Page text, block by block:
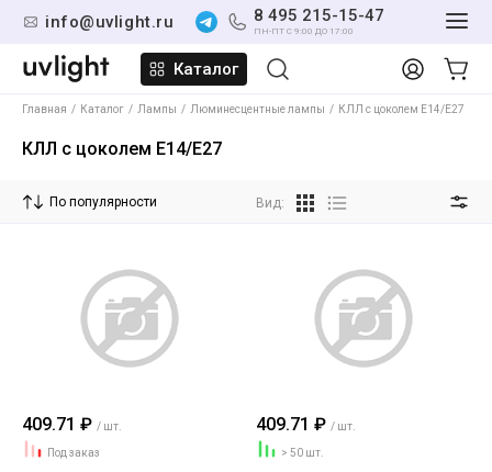
info@uvlight.ru 8 495 215-15-47
ПН-ПТ С 9:00 ДО 17:00
Каталог
Главная Каталог Лампы Люминесцентные лампы КЛЛ с цоколем E14/E27
КЛЛ с цоколем E14/E27
По популярности Вид:
409.71 ₽ / шт.
Под заказ
409.71 ₽ / шт.
> 50 шт.